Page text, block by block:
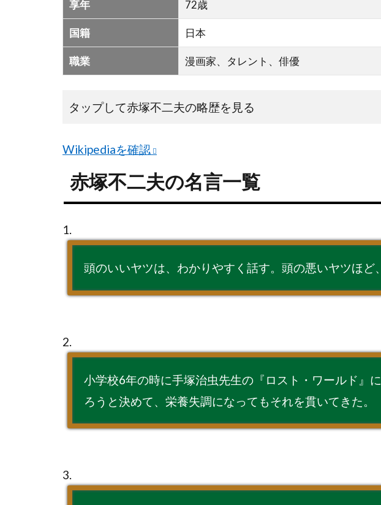
言
享年 72歳
国籍 日本
職業 漫画家、タレント、俳優
タップして赤塚不二夫の略歴を見る
Wikipediaを確認
赤塚不二夫の名言一覧
1.
頭のいいヤツは、わかりやすく話す。頭の悪いヤツほど
2.
小学校6年の時に手塚治虫先生の『ロスト・ワールド』
ろうと決めて、栄養失調になってもそれを貫いてきた。
3.